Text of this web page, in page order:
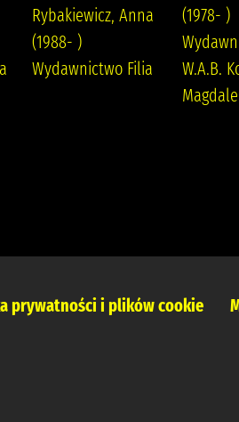
Rybakiewicz, Anna
(1988- )
Wydawnictwo Filia
(1978- )
W.A.B.
prywatności i plików cookie